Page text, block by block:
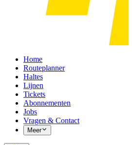
Home
Routeplanner
Haltes
Lijnen
Tickets
Abonnementen
Jobs
Vragen & Contact
Meer